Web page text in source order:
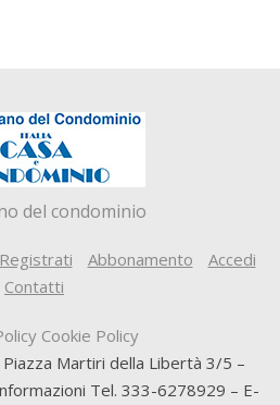
del condominio
Registrati Abbonamento
Accedi
Contatti
Cookie Policy
Piazza Martiri della Libertà 3/5 –
Tel. 333-6278929 – E-